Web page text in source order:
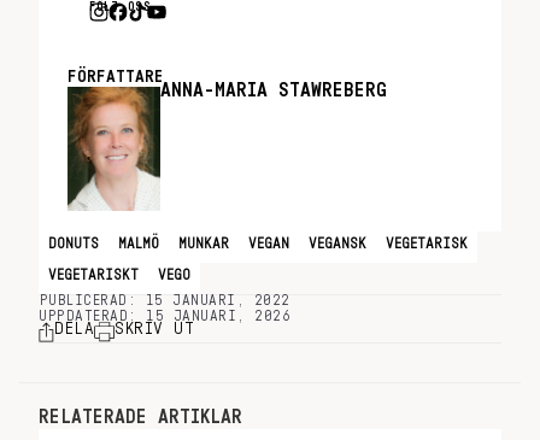
FÖLJ OSS
FÖRFATTARE
ANNA-MARIA STAWREBERG
DONUTS MALMÖ MUNKAR VEGAN VEGANSK VEGETARISK
VEGETARISKT
VEGO
PUBLICERAD: 15 JANUARI, 2022
UPPDATERAD: 15 JANUARI, 2026
DELA SKRIV UT
RELATERADE ARTIKLAR